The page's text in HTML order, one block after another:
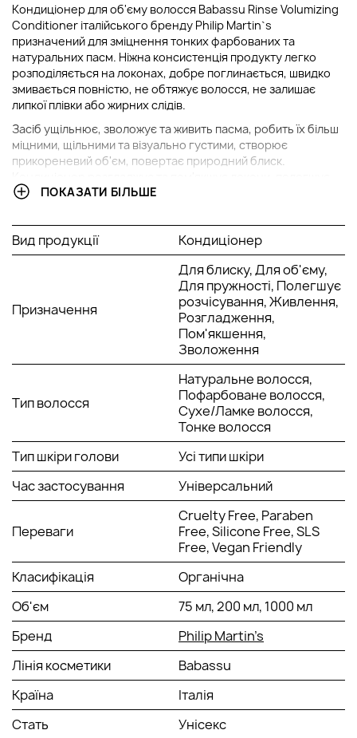
Кондиціонер для об'єму волосся Babassu Rinse Volumizing
Conditioner італійського бренду Philip Martin`s
призначений для зміцнення тонких фарбованих та
натуральних пасм. Ніжна консистенція продукту легко
розподіляється на локонах, добре поглинається, швидко
змивається повністю, не обтяжує волосся, не залишає
липкої плівки або жирних слідів.
Засіб ущільнює, зволожує та живить пасма, робить їх більш
міцними, щільними та візуально густими, створює
прикореневий об'єм, повертає природний блиск.
розчісування та укладання, підвищує пружність та
Активні
складові
олія бабасу;
Спосіб застосування:
Нанесіть рівномірно кондиціонер на вологе та чисте
ПОКАЗАТИ БІЛЬШЕ
Вид продукції Кондиціонер
Призначення
Для блиску, Для об'єму,
Для пружності, Полегшує
розчісування, Живлення,
Розгладження,
Пом'якшення,
Зволоження
Тип волосся
Натуральне волосся,
Пофарбоване волосся,
Сухе/Ламке волосся,
Тонке волосся
Тип шкіри голови
Усі типи шкіри
Час застосування
Універсальний
Переваги
Cruelty Free, Paraben
Free, Silicone Free, SLS
Free, Vegan Friendly
Класифікація
Органічна
Об'єм
75 мл, 200 мл, 1000 мл
Бренд
Philip Martin’s
Лінія косметики
Babassu
Країна
Італія
Стать
Унісекс